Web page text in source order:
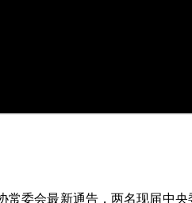
常委会最新通告，两名现届中央